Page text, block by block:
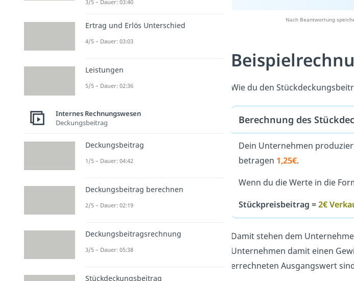
Nach Beantwortung
Wie du den
Berechnung des
Dein Unternehmen
betragen 1,25€.
Wenn du die Werte in die
Stückpreisbeitrag =2€
Damit stehen dem
Unternehmen damit einen
errechneten Ausgangswert
3/5 – Dauer: 03:40
Ertrag und Erlös Unterschied
4/5 – Dauer: 03:03
Leistungen
5/5 – Dauer: 02:36
Internes Rechnungswesen
Deckungsbeitrag
Deckungsbeitrag
1/5 – Dauer: 04:42
Deckungsbeitrag berechnen
2/5 – Dauer: 02:19
Deckungsbeitragsrechnung
3/5 – Dauer: 05:38
Stückdeckungsbeitrag